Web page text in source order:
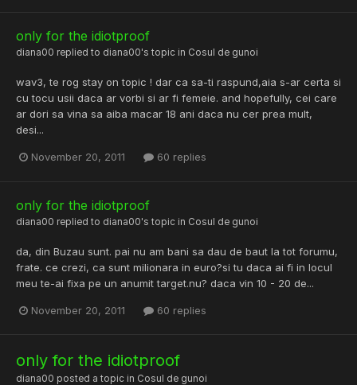
only for the idiotproof
diana00 replied to diana00's topic in Cosul de gunoi
wav3, te rog stay on topic ! dar ca sa-ti raspund,aia s-ar certa si
cu tocu usii daca ar vorbi si ar fi femeie. and hopefully, cei care
ar dori sa vina sa aiba macar 18 ani daca nu cer prea mult,
desi...
November 20, 2011 60 replies
only for the idiotproof
diana00 replied to diana00's topic in Cosul de gunoi
da, din Buzau sunt. pai nu am bani sa dau de baut la tot forumu,
frate. ce crezi, ca sunt milionara in euro?si tu daca ai fi in locul
meu te-ai fixa pe un anumit target.nu? daca vin 10 - 20 de...
November 20, 2011 60 replies
only for the idiotproof
diana00 posted a topic in Cosul de gunoi